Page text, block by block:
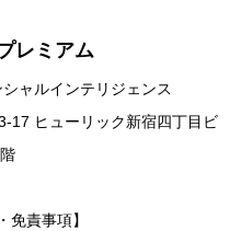
レミアム
ャルインテリジェンス
17 ヒューリック新宿四丁目ビ
免責事項】